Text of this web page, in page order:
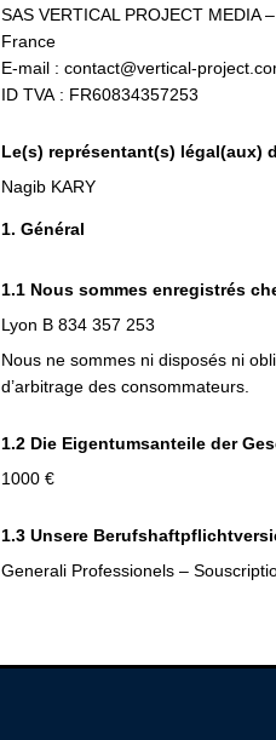
SAS VERTICAL PROJECT MEDIA
France
E-mail : contact@vertical-
ID TVA : FR60834357253
Le(s) représentant(s) légal(aux)
Nagib KARY
1. Général
1.1 Nous sommes enregistrés
Lyon B 834 357 253
Nous ne sommes ni disposés ni
d’arbitrage des consommateurs.
1.2 Die Eigentumsanteile der
1000 €
1.3 Unsere
Generali Professionels –